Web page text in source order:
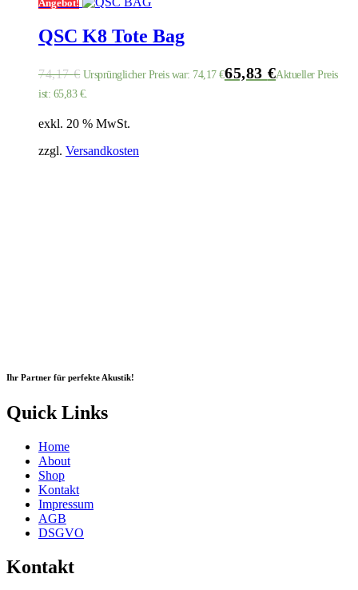
Angebot!
QSC K8 Tote Bag
74,17€ Ursprünglicher Preis war: 74,17 €65,83 €Aktueller Preis
ist: 65,83 €.
exkl. 20 % MwSt.
zzgl. Versandkosten
Ihr Partner für perfekte Akustik!
Quick Links
Home
About
Shop
Kontakt
Impressum
AGB
DSGVO
Kontakt